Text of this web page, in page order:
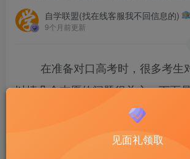
自学联盟(找在线客服我不回信息的)
9个月前更新
在准备对口高考时，很多考生
以填几个志愿的问题很关心。下面
理的“对口高考可以填几个志愿 有哪
仅供参考，欢迎大家阅读本文。
见面礼领取